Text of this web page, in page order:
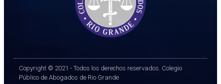
Copyright © 2021 - Todos los derechos reservados. Colegio
Público de Abogados de Rio Grande